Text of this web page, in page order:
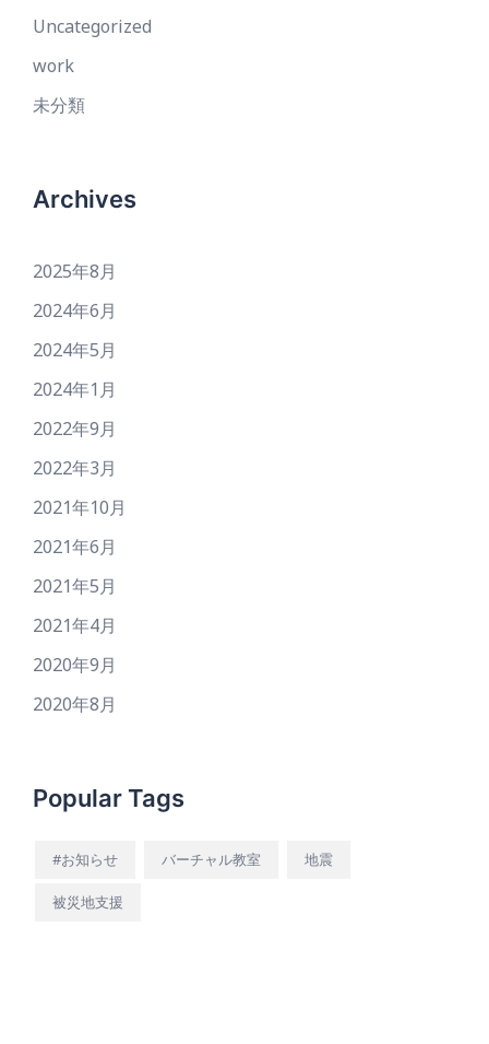
Uncategorized
work
未分類
Archives
2025年8月
2024年6月
2024年5月
2024年1月
2022年9月
2022年3月
2021年10月
2021年6月
2021年5月
2021年4月
2020年9月
2020年8月
Popular Tags
#お知らせ バーチャル教室 地震
被災地支援